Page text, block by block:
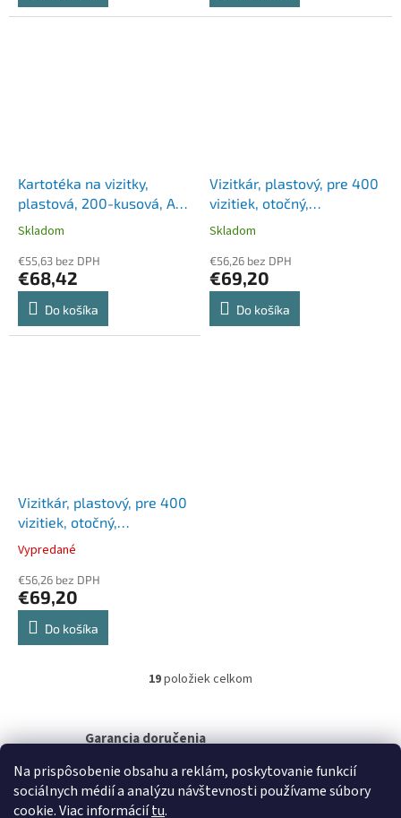
Na prispôsobenie obsahu a reklám, poskytovanie funkcií
sociálnych médií a analýzu návštevnosti používame súbory
cookie. Viac informáciítu.
Kartotéka na vizitky,
plastová, 200-kusová, A-Z
rozlišovač, ležatá,
čierna
Skladom
€55,63 bez DPH
€68,42
Do košíka
Vizitkár, plastový, pre 400
vizitiek, otočný,
horizontálny, DURABLE
Skladom
€56,26 bez DPH
€69,20
Do košíka
Vizitkár, plastový, pre 400
vizitiek, otočný,
horizontálny, DURABLE
"VISIFIX®", strieborná
Vypredané
€56,26 bez DPH
€69,20
Do košíka
O
á
a
c
19položiek celkom
Garancia doručenia